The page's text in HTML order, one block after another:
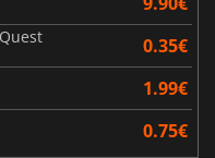
0.35€
1.99€
0.75€